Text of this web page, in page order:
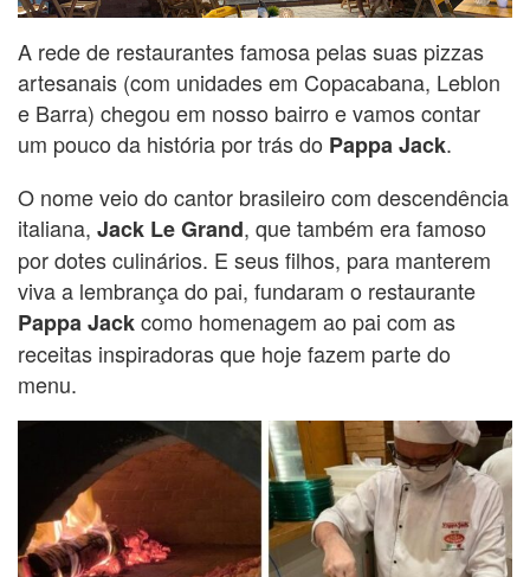
A rede de restaurantes famosa pelas suas pizzas
artesanais (com unidades em Copacabana, Leblon
e Barra) chegou em nosso bairro e vamos contar
um pouco da história por trás do Pappa Jack.
O nome veio do cantor brasileiro com descendência
italiana, Jack Le Grand, que também era famoso
por dotes culinários. E seus filhos, para manterem
viva a lembrança do pai, fundaram o restaurante
Pappa Jackcomo homenagem ao pai com as
receitas inspiradoras que hoje fazem parte do
menu.